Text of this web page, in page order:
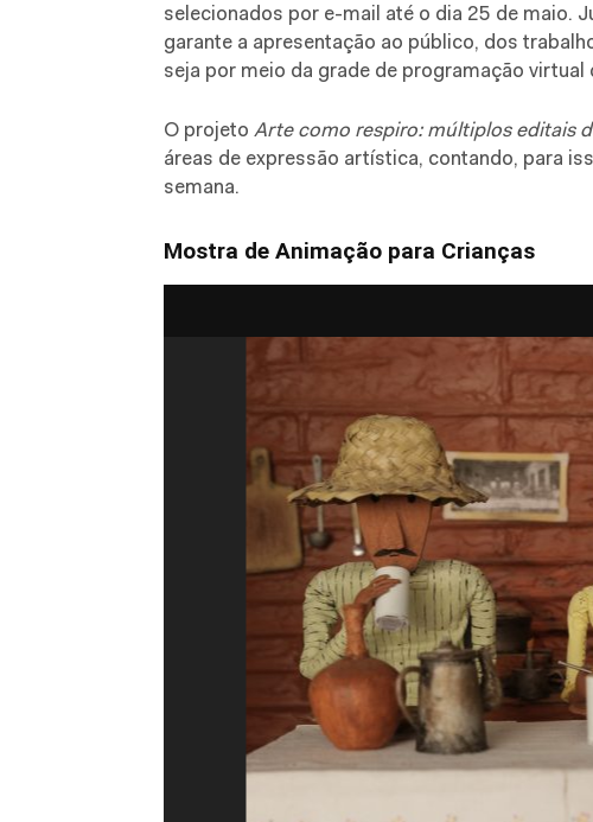
selecionados por e-mail até o dia 25 de maio.
garante a apresentação ao público, dos
seja por meio da grade de programação
O projeto Arte como respiro: múltiplos editais
áreas de expressão artística, contando, para
semana.
Mostra de Animação para Crianças